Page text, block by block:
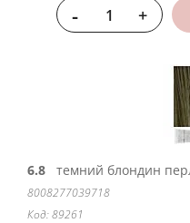
- +
6.8 темний блондин
8008277039718
Код: 89261